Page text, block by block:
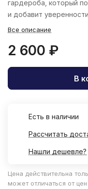
гардероба, который
и добавит
Все описание
2 600 ₽
В
Есть в наличии
Рассчитать
Нашли дешевле?
Цена действительна
может отличаться от